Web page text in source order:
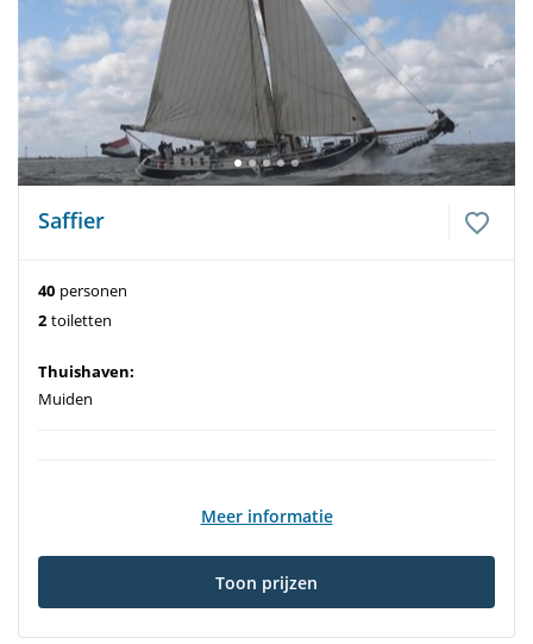
Saffier
40 personen
2 toiletten
Thuishaven:
Muiden
Meer informatie
Toon prijzen